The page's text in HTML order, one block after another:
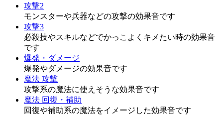
攻撃2
モンスターや兵器などの攻撃の効果音です
攻撃3
必殺技やスキルなどでかっこよくキメたい時の効果音
です
爆発・ダメージ
爆発やダメージの効果音です
魔法 攻撃
攻撃系の魔法に使えそうな効果音です
魔法 回復・補助
回復や補助系の魔法をイメージした効果音です